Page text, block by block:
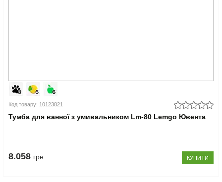
Код товару: 10123821
Тумба для ванної з умивальником Lm-80 Lemgo Ювента
8.058 грн КУПИТИ